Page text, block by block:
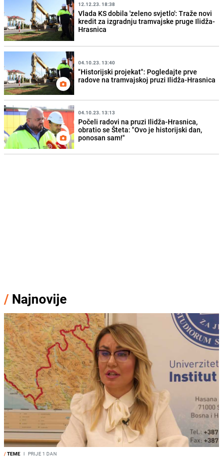
12.12.23. 18:38
Vlada KS dobila 'zeleno svjetlo': Traže novi
kredit za izgradnju tramvajske pruge Ilidža-
Hrasnica
04.10.23. 13:40
"Historijski projekat": Pogledajte prve
radove na tramvajskoj pruzi Ilidža-Hrasnica
04.10.23. 13:13
Počeli radovi na pruzi Ilidža-Hrasnica,
obratio se Šteta: "Ovo je historijski dan,
ponosan sam!"
/ Najnovije
/TEME I PRIJE 1 DAN